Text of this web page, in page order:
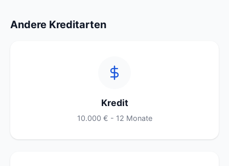
Andere Kreditarten
Kredit
10.000 € - 12 Monate